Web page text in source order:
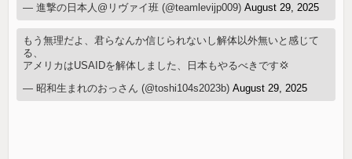
— 進撃の日本人@リヴァイ班 (@teamlevijp009)August 29, 2025
もう無理だよ、君らなんか信じられないし解体以外無いと感じて
る、
アメリカはUSAIDを解体しました、日本もやるべきです💢
— 昭和生まれのおっさん (@toshi104s2023b)August 29, 2025